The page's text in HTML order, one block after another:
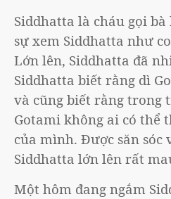
Siddhatta là cháu gọi bà
sự xem Siddhatta như
Lớn lên, Siddhatta đã
Siddhatta biết rằng dì
và cũng biết rằng trong
Gotami không ai có thể
của mình. Được săn sóc
Siddhatta lớn lên rất
Một hôm đang ngắm